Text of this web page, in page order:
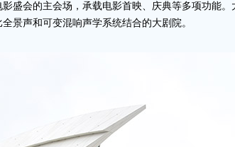
盛会的主会场，承载电影首映、庆典等多项功能
景声和可变混响声学系统结合的大剧院。